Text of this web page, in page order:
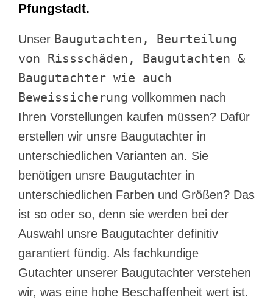
Pfungstadt.
Unser Baugutachten, Beurteilung
von Rissschäden, Baugutachten &
Baugutachter wie auch
Beweissicherung vollkommen nach
Ihren Vorstellungen kaufen müssen? Dafür
erstellen wir unsre Baugutachter in
unterschiedlichen Varianten an. Sie
benötigen unsre Baugutachter in
unterschiedlichen Farben und Größen? Das
ist so oder so, denn sie werden bei der
Auswahl unsre Baugutachter definitiv
garantiert fündig. Als fachkundige
Gutachter unserer Baugutachter verstehen
wir, was eine hohe Beschaffenheit wert ist.